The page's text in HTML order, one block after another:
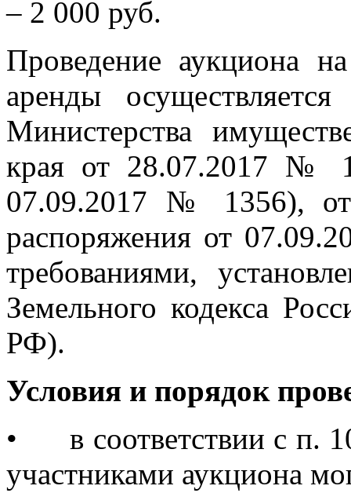
– 2 000 руб.
Проведение аукциона
аренды
Министерства
края от 28.07.2017 №
07.09.2017 № 1356),
распоряжения от
требованиями,
Земельного кодекса
РФ).
Условия и порядок
•
в соответствии с п.
участниками аукциона